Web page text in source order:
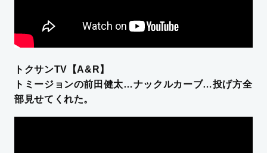
トクサンTV【A&R】
トミージョンの前田健太…ナックルカーブ…投げ方全
部見せてくれた。